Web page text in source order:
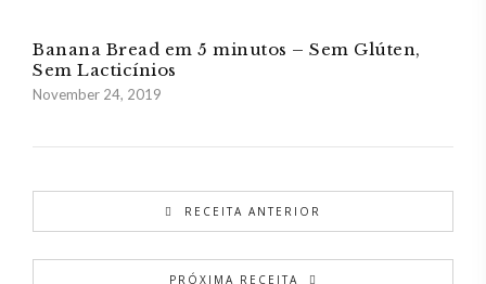
Banana Bread em 5 minutos – Sem Glúten,
Sem Lacticínios
November 24, 2019
RECEITA ANTERIOR
PRÓXIMA RECEITA